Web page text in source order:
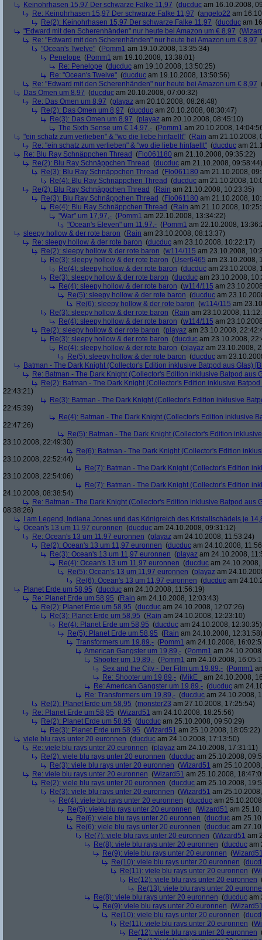
Keinohrhasen 15,97 Der schwarze Falke 11,97 (ducduc am 16.10.2008,
Re: Keinohrhasen 15,97 Der schwarze Falke 11,97 (angelo22 am
Re(2): Keinohrhasen 15,97 Der schwarze Falke 11,97 (ducduc am
"Edward mit den Scherenhänden" nur heute bei Amazon um € 8,97 (
Re: "Edward mit den Scherenhänden" nur heute bei Amazon um € 8,97
"Ocean's Twelve" (Pomm1 am 19.10.2008, 13:35:34)
Penelope (Pomm1 am 19.10.2008, 13:38:01)
Re: Penelope (ducduc am 19.10.2008, 13:50:25)
Re: "Ocean's Twelve" (ducduc am 19.10.2008, 13:50:56)
Re: "Edward mit den Scherenhänden" nur heute bei Amazon um € 8,97
Das Omen um 8,97 (ducduc am 20.10.2008, 07:00:32)
Re: Das Omen um 8,97 (playaz am 20.10.2008, 08:26:48)
Re(2): Das Omen um 8,97 (ducduc am 20.10.2008, 08:30:47)
Re(3): Das Omen um 8,97 (playaz am 20.10.2008, 08:45:10)
The Sixth Sense um € 14,97,- (Pomm1 am 20.10.2008,
"ein schatz zum verlieben" & "wo die liebe hinfaellt" (Rain am 21.10.2008,
Re: "ein schatz zum verlieben" & "wo die liebe hinfaellt" (ducduc am
Re: Blu Ray Schnäppchen Thread (Flo061180 am 21.10.2008, 09:35:22)
Re(2): Blu Ray Schnäppchen Thread (ducduc am 21.10.2008, 09:58:44)
Re(3): Blu Ray Schnäppchen Thread (Flo061180 am 21.10.2008,
Re(4): Blu Ray Schnäppchen Thread (ducduc am 21.10.2008,
Re(2): Blu Ray Schnäppchen Thread (Rain am 21.10.2008, 10:23:35)
Re(3): Blu Ray Schnäppchen Thread (Flo061180 am 21.10.2008,
Re(4): Blu Ray Schnäppchen Thread (Rain am 21.10.2008,
"War" um 17,97,- (Pomm1 am 22.10.2008, 13:34:22)
"Ocean's Eleven" um 11,97,- (Pomm1 am 22.10.2008,
sleepy hollow & der rote baron (Rain am 23.10.2008, 08:13:37)
Re: sleepy hollow & der rote baron (ducduc am 23.10.2008, 10:22:17)
Re(2): sleepy hollow & der rote baron (w114/115 am 23.10.2008,
Re(3): sleepy hollow & der rote baron (User6465 am 23.10.2008,
Re(4): sleepy hollow & der rote baron (ducduc am 23.10.2008,
Re(3): sleepy hollow & der rote baron (ducduc am 23.10.2008,
Re(4): sleepy hollow & der rote baron (w114/115 am
Re(5): sleepy hollow & der rote baron (ducduc am
Re(6): sleepy hollow & der rote baron (w114/115 am
Re(3): sleepy hollow & der rote baron (Rain am 23.10.2008,
Re(4): sleepy hollow & der rote baron (w114/115 am
Re(2): sleepy hollow & der rote baron (playaz am 23.10.2008,
Re(3): sleepy hollow & der rote baron (ducduc am 23.10.2008,
Re(4): sleepy hollow & der rote baron (playaz am 23.10.2008,
Re(5): sleepy hollow & der rote baron (ducduc am
Batman - The Dark Knight (Collector's Edition inklusive Batpod aus Glas)
Re: Batman - The Dark Knight (Collector's Edition inklusive Batpod aus
Re(2): Batman - The Dark Knight (Collector's Edition inklusive
22:43:21)
Re(3): Batman - The Dark Knight (Collector's Edition inklusive
22:45:39)
Re(4): Batman - The Dark Knight (Collector's Edition inklusive
22:47:26)
Re(5): Batman - The Dark Knight (Collector's Edition
23.10.2008, 22:49:30)
Re(6): Batman - The Dark Knight (Collector's Edition
23.10.2008, 22:52:44)
Re(7): Batman - The Dark Knight (Collector's Edition
23.10.2008, 22:54:06)
Re(7): Batman - The Dark Knight (Collector's Edition
24.10.2008, 08:38:54)
Re: Batman - The Dark Knight (Collector's Edition inklusive Batpod aus
08:38:26)
I am Legend, Indiana Jones und das Königreich des Kristallschädels je
Ocean's 13 um 11,97 euronnen (ducduc am 24.10.2008, 09:31:12)
Re: Ocean's 13 um 11,97 euronnen (playaz am 24.10.2008, 11:53:24)
Re(2): Ocean's 13 um 11,97 euronnen (ducduc am 24.10.2008,
Re(3): Ocean's 13 um 11,97 euronnen (playaz am 24.10.2008,
Re(4): Ocean's 13 um 11,97 euronnen (ducduc am
Re(5): Ocean's 13 um 11,97 euronnen (playaz am
Re(6): Ocean's 13 um 11,97 euronnen (ducduc am
Planet Erde um 58,95 (ducduc am 24.10.2008, 11:56:19)
Re: Planet Erde um 58,95 (Rain am 24.10.2008, 12:03:43)
Re(2): Planet Erde um 58,95 (ducduc am 24.10.2008, 12:07:26)
Re(3): Planet Erde um 58,95 (Rain am 24.10.2008, 12:23:10)
Re(4): Planet Erde um 58,95 (ducduc am 24.10.2008, 12:30:35)
Re(5): Planet Erde um 58,95 (Rain am 24.10.2008, 12:31:58)
Transformers um 19,89,- (Pomm1 am 24.10.2008,
American Gangster um 19,89,- (Pomm1 am
Shooter um 19,89,- (Pomm1 am 24.10.2008,
Sex and the City - Der Film um 19,89,- (Pomm1
Re: Shooter um 19,89,- (MikE_
am 24.10.2008,
Re: American Gangster um 19,89,- (ducduc am
Re: Transformers um 19,89,- (ducduc am 24.10.2008,
Re(2): Planet Erde um 58,95 (monster23 am 27.10.2008, 17:25:54)
Re: Planet Erde um 58,95 (Wizard51 am 24.10.2008, 18:25:56)
Re(2): Planet Erde um 58,95 (ducduc am 25.10.2008, 09:50:29)
Re(3): Planet Erde um 58,95 (Wizard51 am 25.10.2008, 18:05:22)
viele blu rays unter 20 euronnen (ducduc am 24.10.2008, 17:13:50)
Re: viele blu rays unter 20 euronnen (playaz am 24.10.2008, 17:31:11)
Re(2): viele blu rays unter 20 euronnen (ducduc am 25.10.2008,
Re(3): viele blu rays unter 20 euronnen (Wizard51 am
Re: viele blu rays unter 20 euronnen (Wizard51 am 25.10.2008,
Re(2): viele blu rays unter 20 euronnen (ducduc am 25.10.2008,
Re(3): viele blu rays unter 20 euronnen (Wizard51 am
Re(4): viele blu rays unter 20 euronnen (ducduc am
Re(5): viele blu rays unter 20 euronnen (Wizard51 am
Re(6): viele blu rays unter 20 euronnen (ducduc am
Re(6): viele blu rays unter 20 euronnen (ducduc am
Re(7): viele blu rays unter 20 euronnen (Wizard51 am
Re(8): viele blu rays unter 20 euronnen (ducduc am
Re(9): viele blu rays unter 20 euronnen (
Re(10): viele blu rays unter 20 euronnen (
Re(11): viele blu rays unter 20 euronnen (
Re(12): viele blu rays unter 20 euronnen
Re(13): viele blu rays unter 20
Re(8): viele blu rays unter 20 euronnen (ducduc am
Re(9): viele blu rays unter 20 euronnen (
Re(10): viele blu rays unter 20 euronnen (
Re(11): viele blu rays unter 20 euronnen (
Re(12): viele blu rays unter 20 euronnen